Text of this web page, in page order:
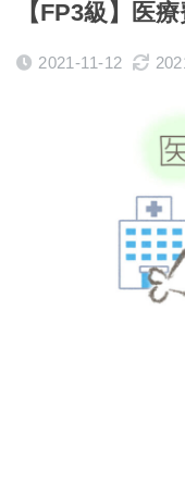
【FP3級】医
2021-11-12